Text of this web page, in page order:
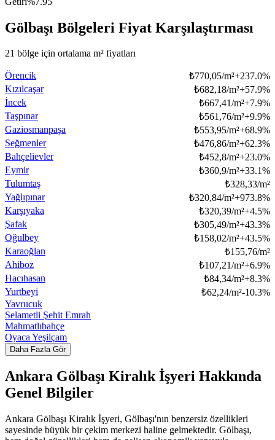
Gölbaşı Bölgeleri Fiyat Karşılaştırması
21 bölge için ortalama m² fiyatları
Örencik ₺770,05/m²+237.0%
Kızılcaşar
₺682,18/m²+57.9%
İncek
₺667,41/m²+7.9%
Taşpınar
₺561,76/m²+9.9%
Gaziosmanpaşa
₺553,95/m²+68.9%
Seğmenler
₺476,86/m²+62.3%
Bahçelievler
₺452,8/m²+23.0%
Eymir
₺360,9/m²+33.1%
Tulumtaş
₺328,33/m²
Yağlıpınar
₺320,84/m²+973.8%
Karşıyaka
₺320,39/m²+4.5%
Şafak
₺305,49/m²+43.3%
Oğulbey
₺158,02/m²+43.5%
Karaoğlan
₺155,76/m²
Ahiboz
₺107,21/m²+6.9%
Hacıhasan
₺84,34/m²+8.3%
Yurtbeyi
₺62,24/m²-10.3%
Yavrucuk
Selametli Şehit Emrah
Mahmatlıbahçe
Oyaca Yeşilçam
Daha Fazla Gör
Ankara Gölbaşı Kiralık İşyeri Hakkında
Genel Bilgiler
Ankara Gölbaşı Kiralık İşyeri, Gölbaşı'nın benzersiz özellikleri
sayesinde büyük bir çekim merkezi haline gelmektedir. Gölbaşı,